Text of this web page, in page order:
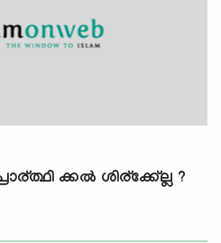
ക്കല്‍ ശിര്ക്ക്ല്ലേ ?